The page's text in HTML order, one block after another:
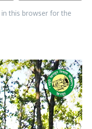
in this browser for the